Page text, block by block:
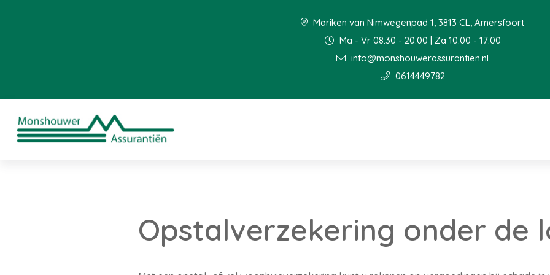
Mariken van Nimwegenpad 1, 3813 CL, Amersfoort
Ma - Vr 08:30 - 20:00 | Za 10:00 - 17:00
info@monshouwerassurantien.nl
0614449782
Opstalverzekering onder de